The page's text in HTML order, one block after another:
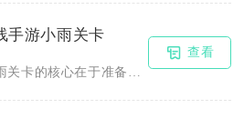
手游小雨关卡
查看